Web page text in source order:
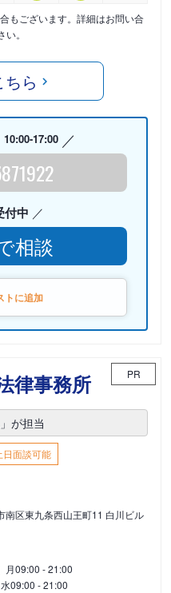
もございます。詳細はお問い合
。
ら
10:00-17:00
付中
相談
トに追加
律事務所 PR
が担当
日面談可能
南区東九条西山王町11 白川ビル
月09:00 - 21:00
水09:00 - 21:00